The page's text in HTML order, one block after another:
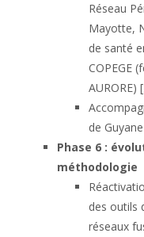
Réseau
Mayotte,
de santé
COPEGE
AURORE)
de
Phase 6 :
méthodologie
des outils
réseaux